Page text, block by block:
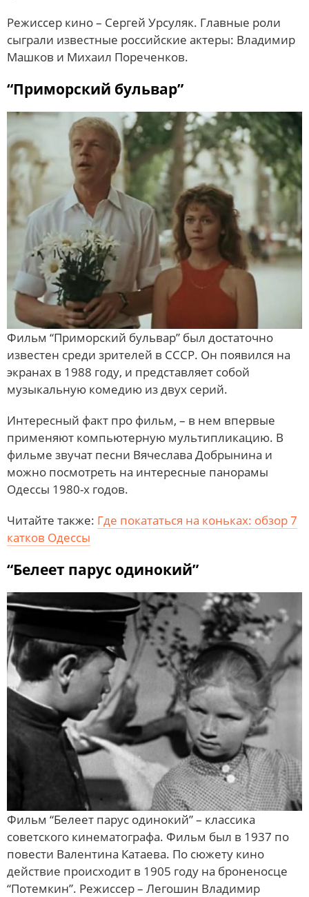
Режиссер кино – Сергей Урсуляк. Главные роли
сыграли известные российские актеры: Владимир
Машков и Михаил Пореченков.
“Приморский бульвар”
Фильм “Приморский бульвар” был достаточно
известен среди зрителей в СССР. Он появился на
экранах в 1988 году, и представляет собой
музыкальную комедию из двух серий.
Интересный факт про фильм, – в нем впервые
применяют компьютерную мультипликацию. В
фильме звучат песни Вячеслава Добрынина и
можно посмотреть на интересные панорамы
Одессы 1980-х годов.
Читайте также: Где покататься на коньках: обзор 7
катков Одессы
“Белеет парус одинокий”
Фильм “Белеет парус одинокий” – классика
советского кинематографа. Фильм был в 1937 по
повести Валентина Катаева. По сюжету кино
действие происходит в 1905 году на броненосце
“Потемкин”. Режиссер – Легошин Владимир